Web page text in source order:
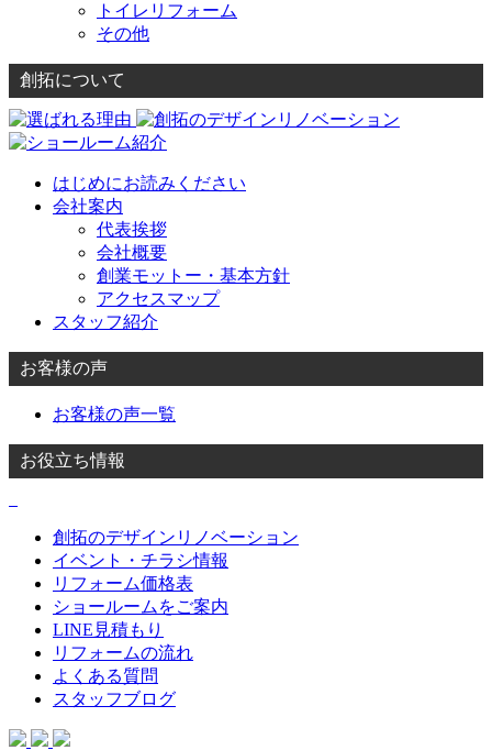
トイレリフォーム
その他
創拓について
はじめにお読みください
会社案内
代表挨拶
会社概要
創業モットー・基本方針
アクセスマップ
スタッフ紹介
お客様の声
お客様の声一覧
お役立ち情報
創拓のデザインリノベーション
イベント・チラシ情報
リフォーム価格表
ショールームをご案内
LINE見積もり
リフォームの流れ
よくある質問
スタッフブログ